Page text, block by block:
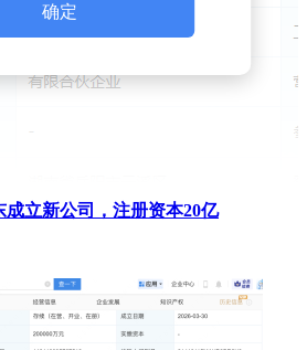
确定
立新公司，注册资本20亿